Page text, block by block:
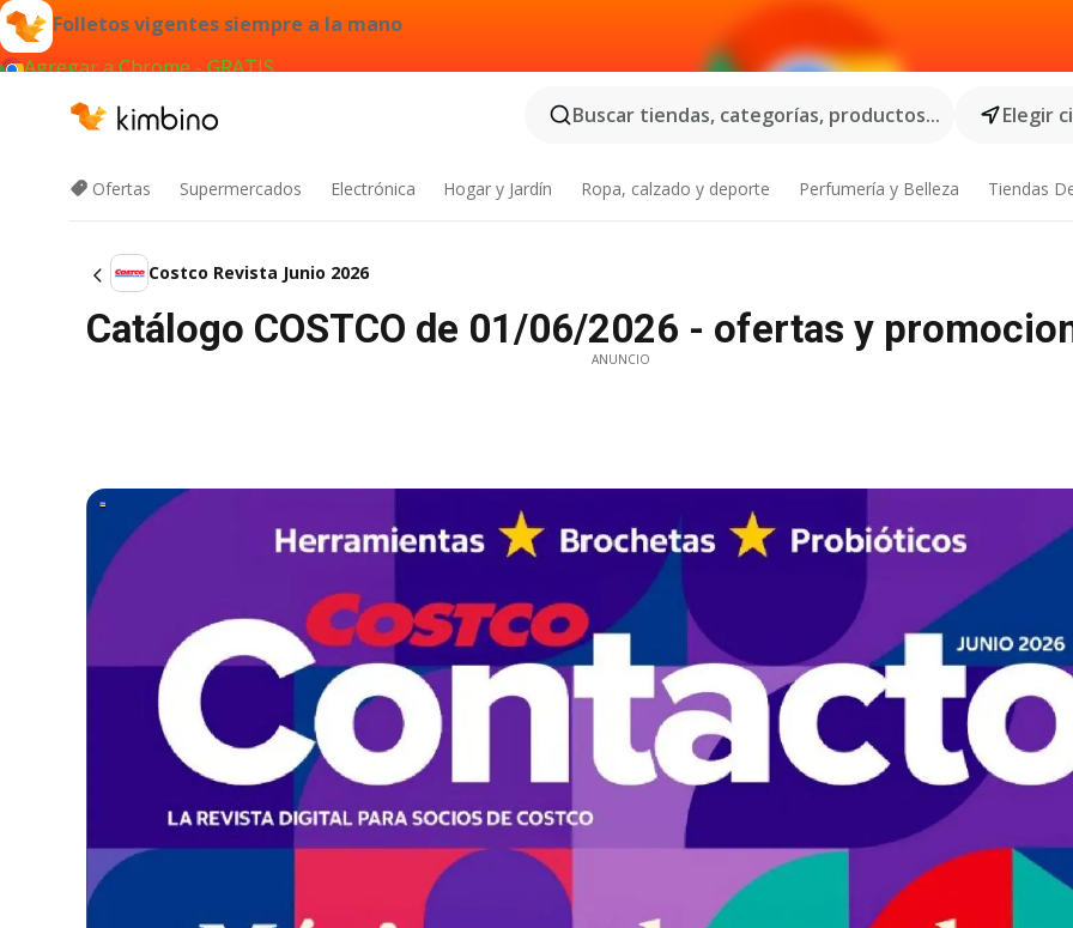
Folletos vigentes siempre a la mano
Agregar a Chrome - GRATIS
Buscar tiendas, categorías, productos...
Elegir
Ofertas Supermercados Electrónica Hogar y Jardín Ropa, calzado y deporte Perfumería y Belleza Tiendas
Costco Revista Junio 2026
Catálogo COSTCO de 01/06/2026 - ofertas y
ANUNCIO